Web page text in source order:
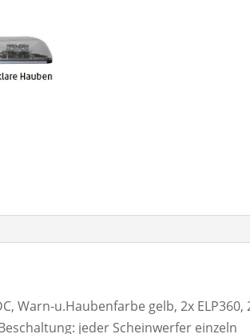
Warn-u.Haubenfarbe gelb, 2x
jeder Scheinwerfer einzeln